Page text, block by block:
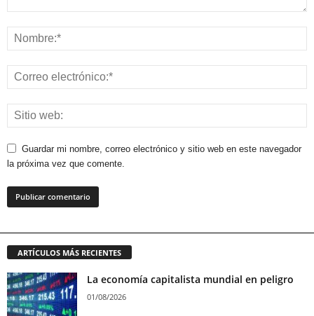
Guardar mi nombre, correo electrónico y sitio web en este navegador
la próxima vez que comente.
ARTÍCULOS MÁS RECIENTES
La economía capitalista mundial en peligro
01/08/2026